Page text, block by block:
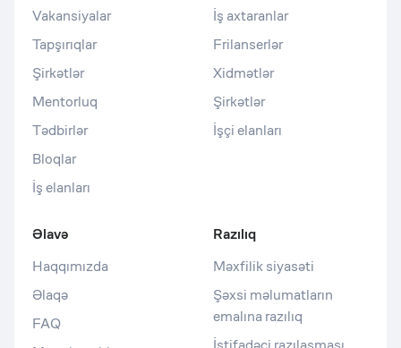
Vakansiyalar
Tapşırıqlar
Şirkətlər
Mentorluq
Tədbirlər
Bloqlar
İş elanları
İş axtaranlar
Frilanserlər
Xidmətlər
Şirkətlər
İşçi elanları
Əlavə
Haqqımızda
Əlaqə
FAQ
Razılıq
Məxfilik siyasəti
Şəxsi məlumatların
emalına razılıq